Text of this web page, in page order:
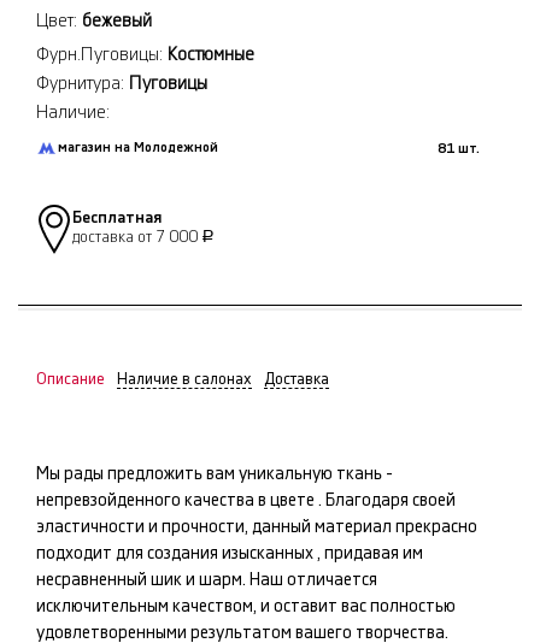
Цвет: бежевый
Фурн.Пуговицы: Костюмные
Фурнитура: Пуговицы
Наличие:
магазин на Молодежной 81 шт.
Бесплатная
доставка от 7 000 Р
Описание Наличие в салонах Доставка
Мы рады предложить вам уникальную ткань -
непревзойденного качества в цвете . Благодаря своей
эластичности и прочности, данный материал прекрасно
подходит для создания изысканных , придавая им
несравненный шик и шарм. Наш отличается
исключительным качеством, и оставит вас полностью
удовлетворенными результатом вашего творчества.